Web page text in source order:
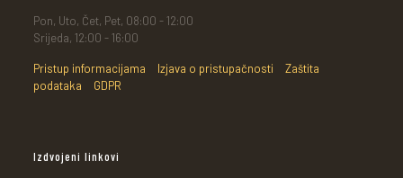
Pon, Uto, Čet, Pet, 08:00 - 12:00
Srijeda, 12:00 - 16:00
Pristup informacijama Izjava o pristupačnosti
Zaštita
podataka
GDPR
Izdvojeni linkovi